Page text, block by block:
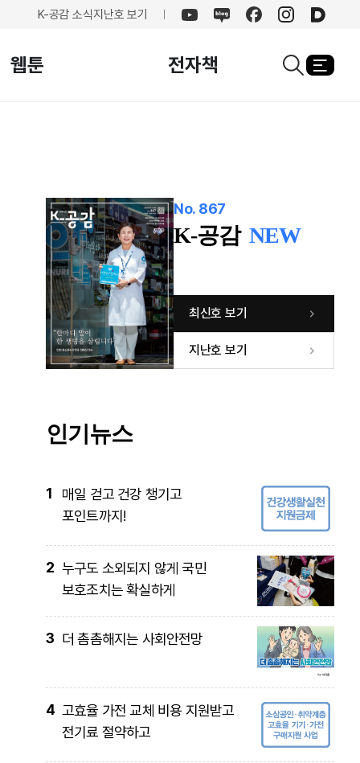
K-공감 소식지난호 보기
유튜브네이버페이스북인스타그램
카카오
웹툰 전자책 열기
No. 867
K-공감 NEW
최신호 보기
지난호 보기
인기뉴스
1
매일 걷고 건강 챙기고
포인트까지!
2 누구도 소외되지 않게 국민
보호조치는 확실하게
3 더 촘촘해지는 사회안전망
4 고효율 가전 교체 비용 지원받고
전기료 절약하고